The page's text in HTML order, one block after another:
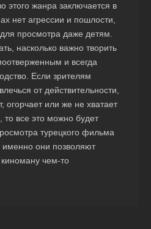
этого жанра заключается в
нет агрессии и пошлости,
просмотра даже детям.
насколько важно творить
и всегда
Если зрителям
от действительности,
огорчает или же не хватает
то все это можно будет
турецкого фильма
они позволяют
чем-то